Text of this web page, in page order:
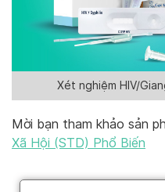
Xét nghiệm HIV/
Mời bạn tham khảo sản
Xã Hội (STD) Phổ Biến